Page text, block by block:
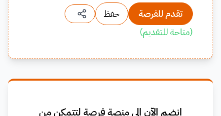
تقدم للفرصة
حفظ
(متاحة للتقديم)
انضم الآن إلى منصة فرصة لتتمكن من